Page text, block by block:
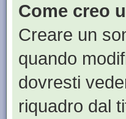
Come creo
Creare un
quando
dovresti
riquadro dal